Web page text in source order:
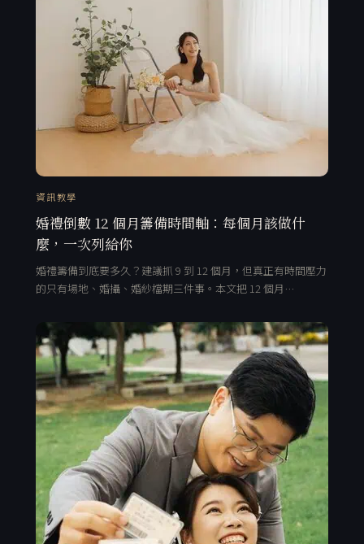
資訊教學
婚禮倒數 12 個月籌備時間軸：每個月該做什
麼，一次列給你
婚禮籌備到底要多久？建議抓 9 到 12 個月，但真正有時間壓力
的只有場地、婚攝、婚紗檔期三件事。本文把 12 個月…